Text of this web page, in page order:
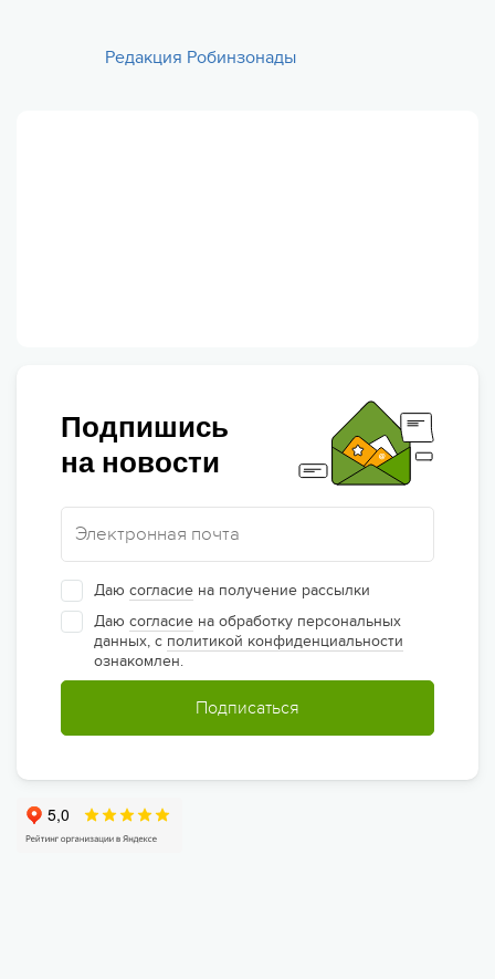
Редакция Робинзонады
Подпишись
на новости
Даю согласие на получение рассылки
Даю согласие на обработку персональных
данных, с политикой конфиденциальности
ознакомлен.
Подписаться